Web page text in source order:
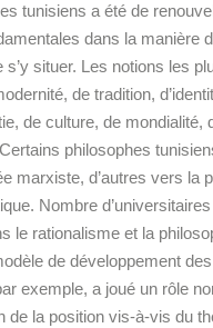
tunisiens a été de
dans la manière
s’y situer. Les notions les
de tradition,
de culture, de mondialité,
philosophes
marxiste, d’autres vers la
Nombre
le rationalisme et la
de développement
exemple, a joué un rôle
de la position vis-à-vis du